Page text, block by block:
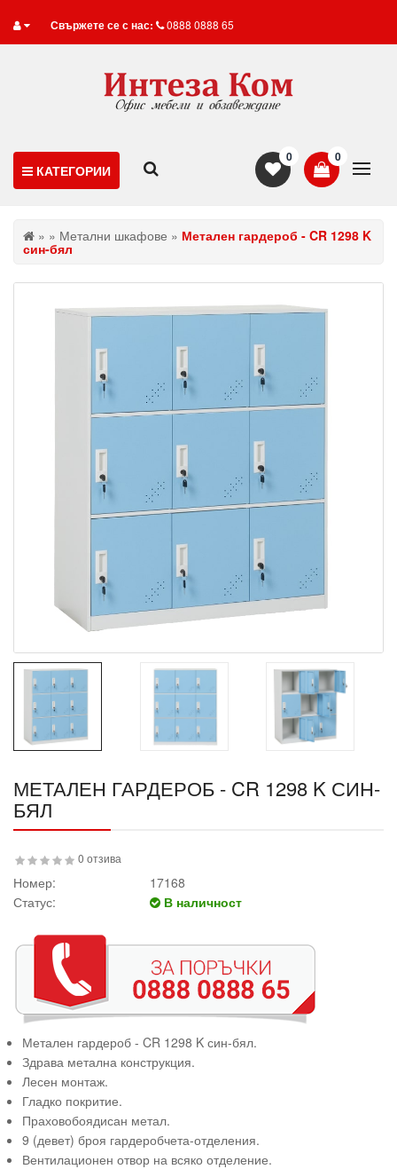
Свържете се с нас: 0888 0888 65
КАТЕГОРИИ
0
0
» » Метални шкафове » Метален гардероб - CR 1298 K
син-бял
МЕТАЛЕН ГАРДЕРОБ - CR 1298 K СИН-
БЯЛ
0 отзива
Номер:
17168
Статус:
В наличност
Метален гардероб - CR 1298 K син-бял.
Здрава метална конструкция.
Лесен монтаж.
Гладко покритие.
Праховобоядисан метал.
9 (девет) броя гардеробчета-отделения.
Вентилационен отвор на всяко отделение.